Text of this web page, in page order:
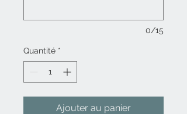
0/15
Quantité *
Ajouter au panier